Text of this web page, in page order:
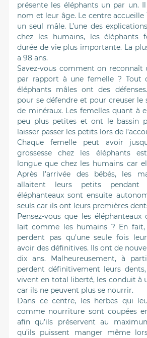
présente les éléphants un par un.
nom et leur âge. Le centre accueille
un seul mâle. L’une des
chez les humains, les éléphants
durée de vie plus importante. La
a 98 ans.
Savez-vous comment on reconnaît
par rapport à une femelle ? Tout
éléphants mâles ont des
pour se défendre et pour creuser le
de minéraux. Les femelles quant à
peu plus petites et ont le bassin
laisser passer les petits lors de
Chaque femelle peut avoir
grossesse chez les éléphants
longue que chez les humains car
Après l’arrivée des bébés, les
allaitent leurs petits pendant
éléphanteaux sont ensuite
seuls car ils ont leurs premières
Pensez-vous que les
lait comme les humains ? En fait,
perdent pas qu’une seule fois
avoir des définitives. Ils ont de
dix ans. Malheureusement, à
perdent définitivement leurs
vivent en total liberté, les conduit à
car ils ne peuvent plus se nourrir.
Dans ce centre, les herbes qui
comme nourriture sont coupées
afin qu’ils préservent au
qu’ils puissent manger même